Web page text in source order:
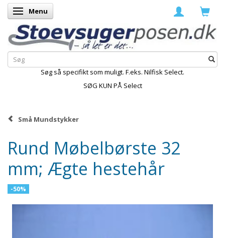
Skifte navigation
Menu
Søg så specifikt som muligt. F.eks. Nilfisk Select.
SØG KUN PÅ Select
Små Mundstykker
Rund Møbelbørste 32
mm; Ægte hestehår
-50%